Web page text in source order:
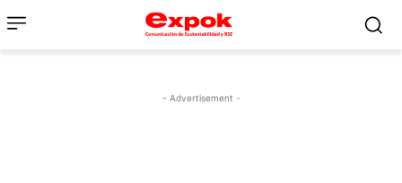
- Advertisement -